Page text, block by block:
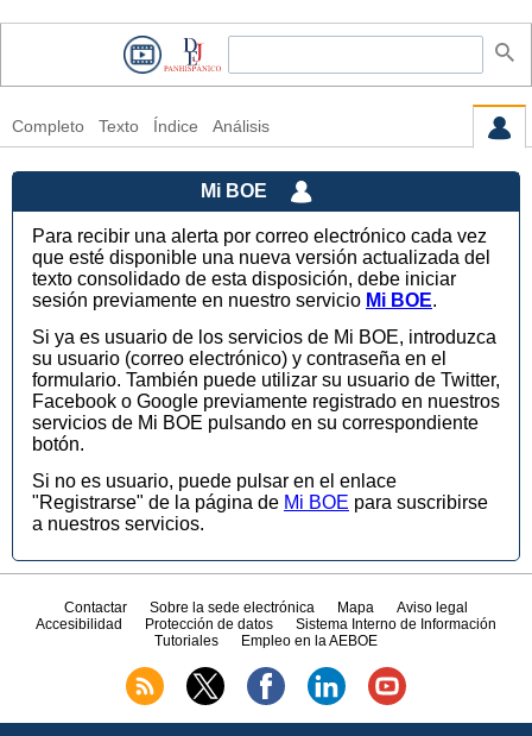
Completo Texto Índice Análisis
Mi BOE
Para recibir una alerta por correo electrónico cada vez
que esté disponible una nueva versión actualizada del
texto consolidado de esta disposición, debe iniciar
sesión previamente en nuestro servicio Mi BOE.
Si ya es usuario de los servicios de Mi BOE, introduzca
su usuario (correo electrónico) y contraseña en el
formulario. También puede utilizar su usuario de Twitter,
Facebook o Google previamente registrado en nuestros
servicios de Mi BOE pulsando en su correspondiente
botón.
Si no es usuario, puede pulsar en el enlace
"Registrarse" de la página de Mi BOE para suscribirse
a nuestros servicios.
Contactar Sobre la sede electrónica Mapa
Aviso legal
Accesibilidad
Protección de datos
Sistema Interno de Información
Tutoriales
Empleo en la AEBOE